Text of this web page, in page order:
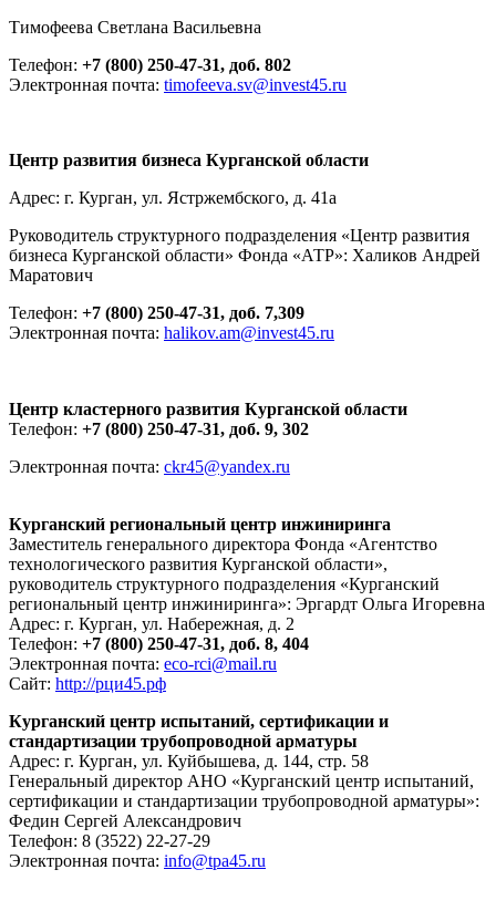
Тимофеева Светлана Васильевна
Телефон: +7 (800) 250-47-31, доб. 802
Электронная почта: timofeeva.sv@invest45.ru
Центр развития бизнеса Курганской области
Адрес: г. Курган, ул. Ястржембского, д. 41а
Руководитель структурного подразделения «Центр развития
бизнеса Курганской области» Фонда «АТР»: Халиков Андрей
Маратович
Телефон: +7 (800) 250-47-31, доб. 7,309
Электронная почта: halikov.am@invest45.ru
Центр кластерного развития Курганской области
Телефон: +7 (800) 250-47-31, доб. 9, 302
Электронная почта: ckr45@yandex.ru
Курганский региональный центр инжиниринга
Заместитель генерального директора Фонда «Агентство
технологического развития Курганской области»,
руководитель структурного подразделения «Курганский
региональный центр инжиниринга»: Эргардт Ольга Игоревна
Адрес: г. Курган, ул. Набережная, д. 2
Телефон: +7 (800) 250-47-31, доб. 8, 404
Электронная почта: eco-rci@mail.ru
Сайт: http://рци45.рф
Курганский центр испытаний, сертификации и
стандартизации трубопроводной арматуры
Адрес: г. Курган, ул. Куйбышева, д. 144, стр. 58
Генеральный директор АНО «Курганский центр испытаний,
сертификации и стандартизации трубопроводной арматуры»:
Федин Сергей Александрович
Телефон: 8 (3522) 22-27-29
Электронная почта: info@tpa45.ru